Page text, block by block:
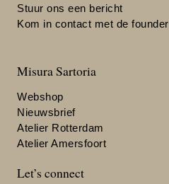
Stuur ons een bericht
Kom in contact met de founder
Misura Sartoria
Webshop
Nieuwsbrief
Atelier Rotterdam
Atelier Amersfoort
Let’s connect